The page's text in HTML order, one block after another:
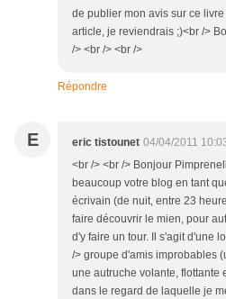
de publier mon avis sur ce
article, je reviendrais ;)<br />
/> <br /> <br />
Répondre
E eric tistounet 04/04/2011
<br /> <br /> Bonjour
beaucoup votre blog en tant
écrivain (de nuit, entre 23
faire découvrir le mien, pour
d'y faire un tour. Il s'agit d'une
/> groupe d'amis improbables
une autruche volante, flottante
dans le regard de laquelle je